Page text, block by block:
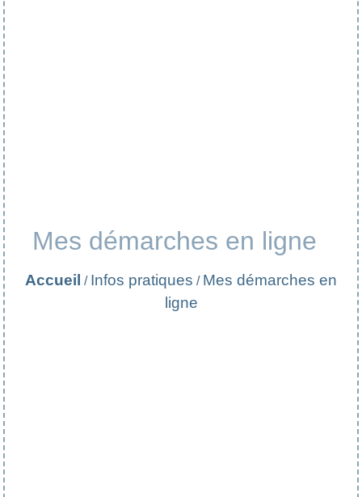
Mes démarches en ligne
Accueil / Infos pratiques / Mes démarches en
ligne